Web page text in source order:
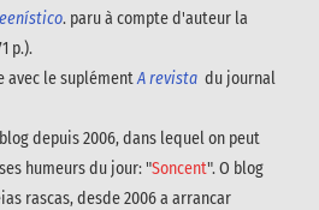
. paru à compte d'auteur la
p.).
avec le suplémentA revista du journal
depuis 2006, dans lequel on peut
humeurs du jour: "Soncent". O blog
rascas, desde 2006 a arrancar